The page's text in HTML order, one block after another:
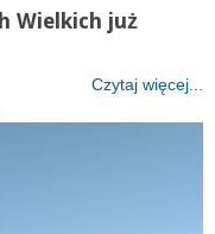
Wielkich już
Czytaj więcej...